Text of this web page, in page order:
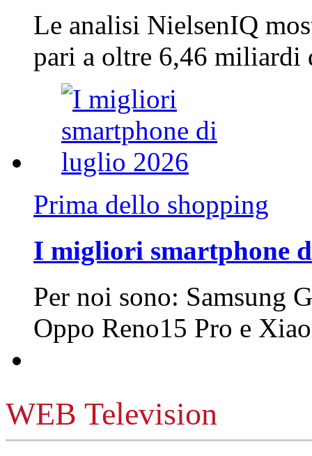
Le analisi NielsenIQ
pari a oltre 6,46
Prima dello shopping
I migliori smartphone
Per noi sono: Samsung
Oppo Reno15 Pro e
WEB Television